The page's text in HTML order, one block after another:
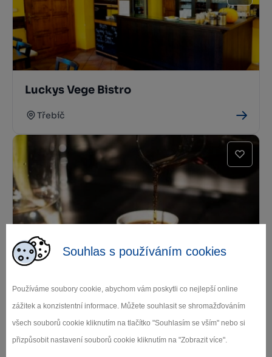
Souhlas s používáním cookies
Používáme soubory cookie, abychom vám poskytli co nejlepší online
zážitek a konzistentní informace. Můžete souhlasit se shromažďováním
všech souborů cookie kliknutím na tlačítko "Souhlasím se vším" nebo si
přizpůsobit nastavení souborů cookie kliknutím na "Zobrazit více".
Luckys Vege Bistro
Třebíč
Kavárna U Židovské brány